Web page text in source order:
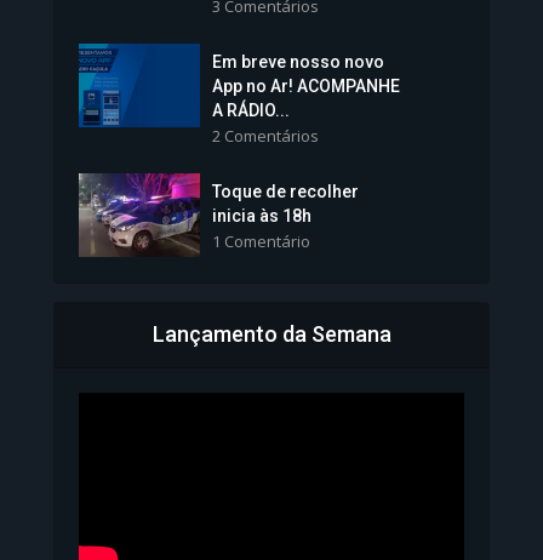
Vice-Prefeita Sheila Lemos
tomará posse nesta...
1.101 Modos de exibição
Bahia inicia emissão da
3 Comentários
Em breve nosso novo
App no Ar! ACOMPANHE
A RÁDIO...
2 Comentários
Toque de recolher
inicia às 18h
1 Comentário
Lançamento da Semana